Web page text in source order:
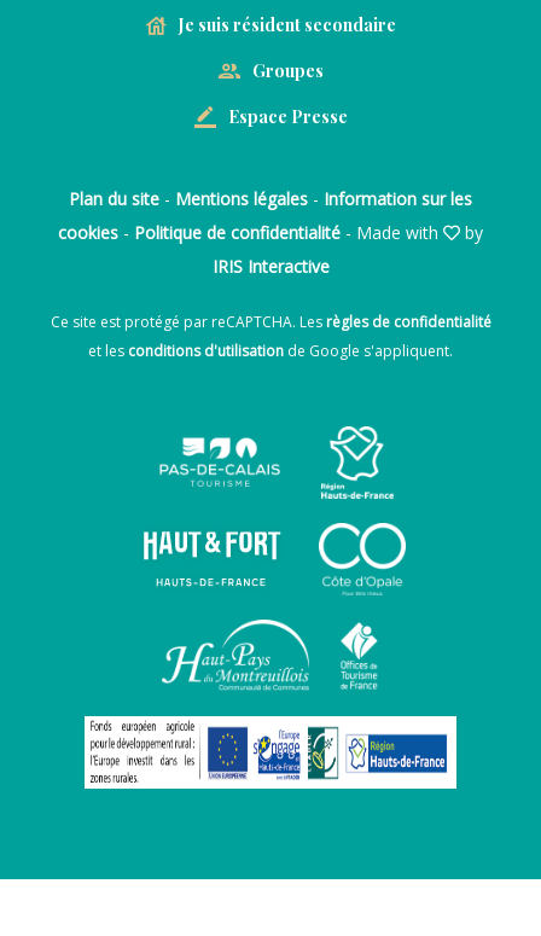
Je suis résident secondaire
Groupes
Espace Presse
Plan du site - Mentions légales - Information sur les
cookies - Politique de confidentialité - Made with
by
IRIS Interactive
Ce site est protégé par reCAPTCHA. Lesrègles de confidentialité
et les conditions d'utilisation de Google s'appliquent.